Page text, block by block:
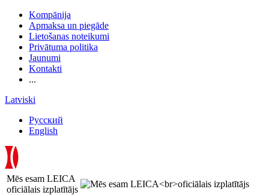
Kompānija
Apmaksa un piegāde
Lietošanas noteikumi
Privātuma politika
Jaunumi
Kontakti
...
Latviski
Русский
English
Mēs esam LEICA
oficiālais izplatītājs